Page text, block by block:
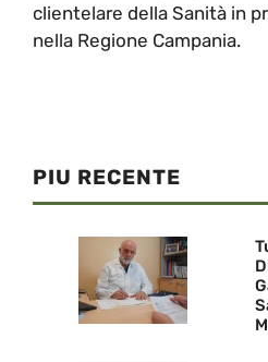
clientelare della Sanità in
nella Regione Campania.
PIU RECENTE